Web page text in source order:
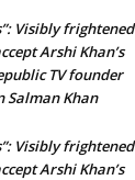
Visibly frightened
Arshi Khan’s
TV founder
Salman Khan
Visibly frightened
Arshi Khan’s